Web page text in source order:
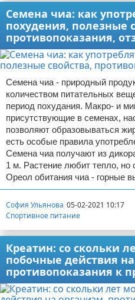
Семена чиа: как
похудения, полезные
противопоказания,
Семена чиа - природный
количеством питательных
период похудания. Макро- и
присутствующие в семенах,
позволяют образовываться
есть особые правила
Семена чиа получают из
1 м. Растение любит тепло, но
Ореол обитания чиа - горные
София Ульянова 05-02-2021 10:17
Спортивное питание
Креатин: со скольки
побочные действия
противопоказания к